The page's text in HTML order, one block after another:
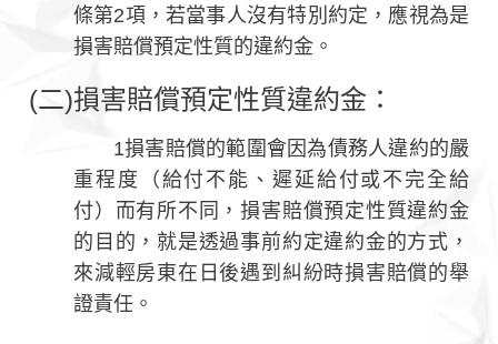
條第2項，若當事人沒有特別約定，應視為是
損害賠償預定性質的違約金。
(二)損害賠償預定性質違約金：
1損害賠償的範圍會因為債務人違約的嚴
重程度（給付不能、遲延給付或不完全給
付）而有所不同，損害賠償預定性質違約金
的目的，就是透過事前約定違約金的方式，
來減輕房東在日後遇到糾紛時損害賠償的舉
證責任。